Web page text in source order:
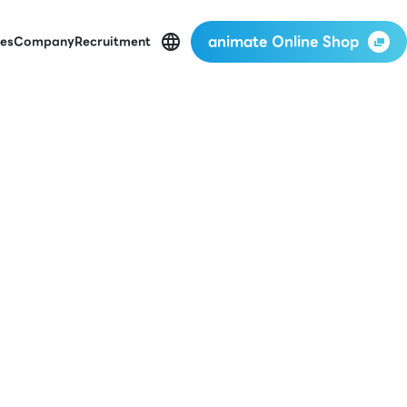
CompanyRecruitment animate Online Shop